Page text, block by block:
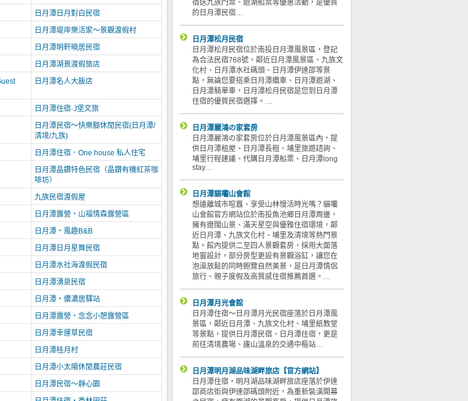
日月潭日月對白民宿
日月潭堤岸樂活家～景觀渡假村
日月潭明軒曉居民宿
日月潭湖景渡假旅店
日月潭名人大飯店
日月潭住宿·J堡文旅
日月潭民宿～快樂腳休閒民宿(日月潭/
清境/九族)
日月潭住宿．One house 私人住宅
日月潭晶鑽特色民宿（晶鑽有機紅茶咖
啡坊）
九族民宿渡假屋
日月潭露營‧山福情森露營區
日月潭‧風趣B&B
日月潭日月星舞民宿
日月潭水社海渡假民宿
日月潭湧泉民宿
日月潭‧儂濃居驛站
日月潭露營‧念念小憩露營區
日月潭幸運草民宿
日月潭桂月村
日月潭小太陽休閒農莊民宿
日月潭民宿～靜心園
宿送九族門票、遊湖船票等優惠活動，是優質
的日月潭民宿…
日月潭松月民宿
日月潭松月民宿位於南投日月潭風景區，登記
為合法民宿768號，鄰近日月潭風景區、九族文
化村、日月潭水社碼頭、日月潭伊達邵等景
點，無論您要搭乘日月潭纜車、日月潭遊湖、
日月潭騎單車，日月潭松月民宿是您到日月潭
住宿的優質民宿選擇。…
日月潭麗鴻の家套房
日月潭麗鴻の家套房位於日月潭風景區內，提
供日月潭租屋、日月潭長租、埔里旅遊諮詢、
埔里行程建議、代購日月潭船票、日月潭long
stay…
日月潭貓囒山會館
想遠離城市喧囂、享受山林慢活時光嗎？貓囒
山會館官方網站位於南投魚池鄉日月潭周邊，
擁有遼闊山景、滿天星空與優雅住宿環境，鄰
近日月潭、九族文化村、埔里及清境等熱門景
點。館內提供二至四人景觀套房，採用大面落
地窗設計，部分房型更設有景觀浴缸，讓您在
泡澡放鬆的同時飽覽自然美景，是日月潭情侶
旅行、親子度假及高質感住宿推薦首選。…
日月潭月光會館
日月潭住宿～日月潭月光民宿座落於日月潭風
景區，鄰近日月潭、九族文化村、埔里紙教堂
等景點，提供日月潭民宿、日月潭住宿，更是
前往清境農場、廬山溫泉的交通中樞站…
日月潭明月湖品味湖畔旅店【官方網站】
日月潭住宿‧明月湖品味湖畔旅店座落於伊達
邵商店街與伊達邵碼頭附近，為重新裝潢開幕